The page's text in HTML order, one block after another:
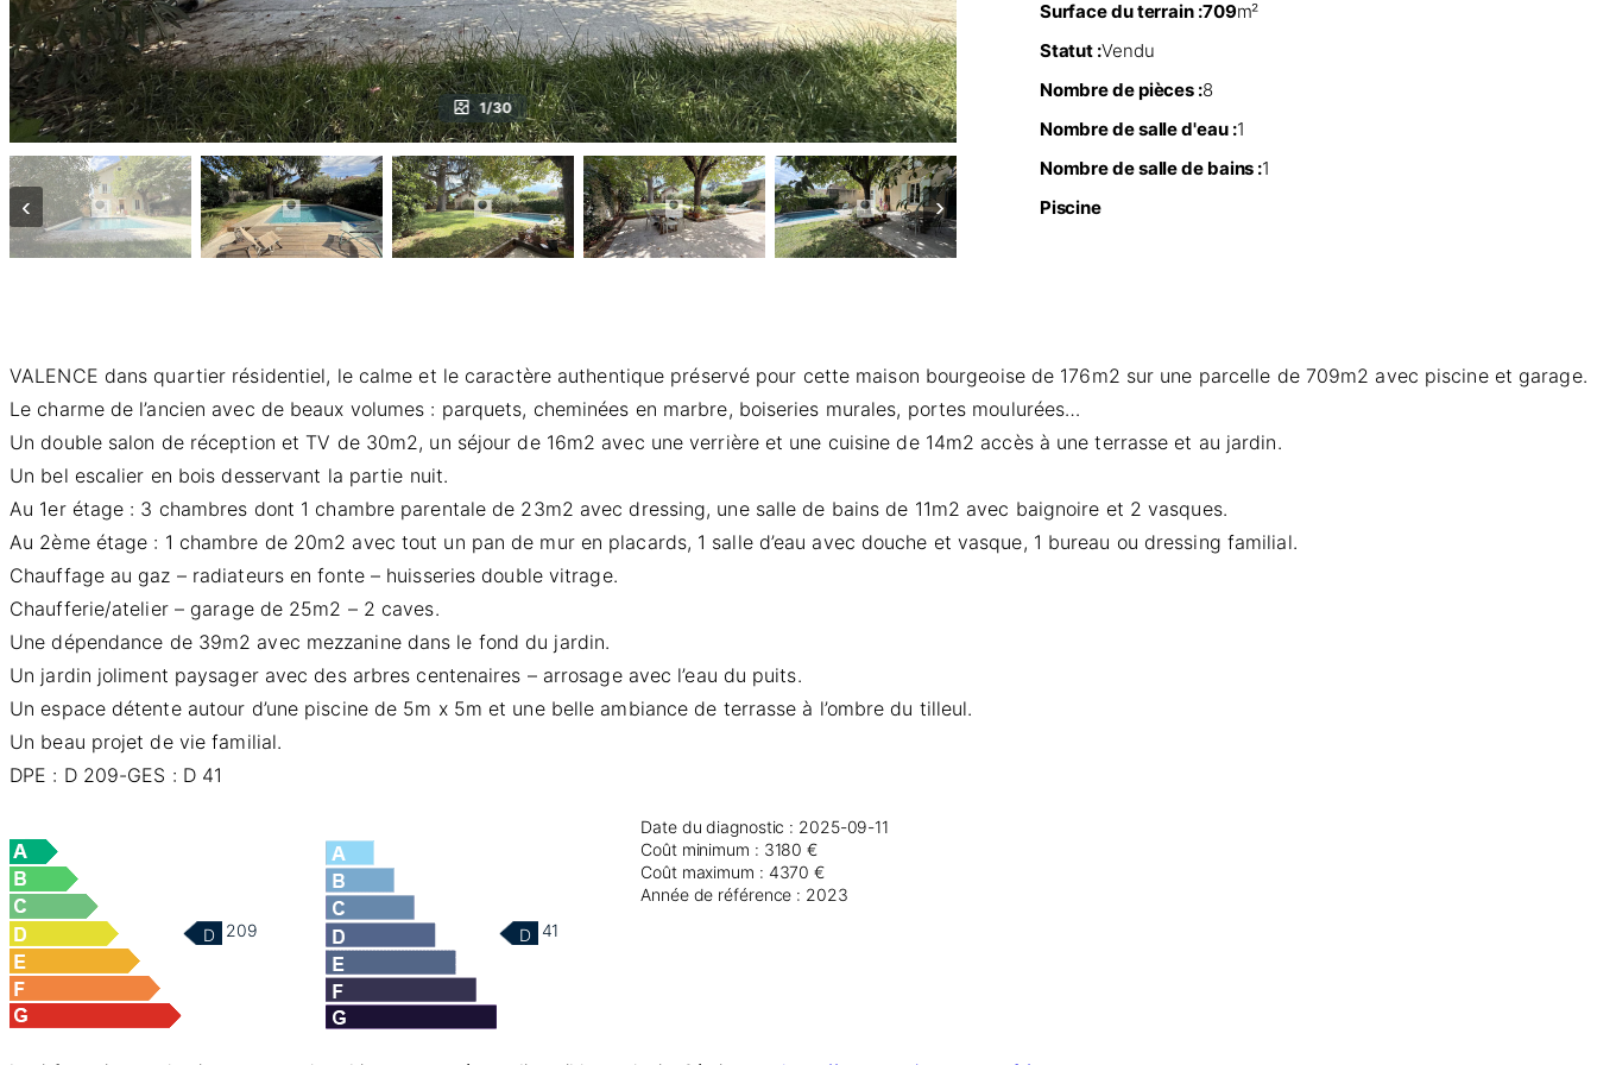
1/30
‹ ›
Surface du terrain :709m²
Statut :Vendu
Nombre de pièces :8
Nombre de salle d'eau :1
Nombre de salle de bains :1
Piscine
VALENCE dans quartier résidentiel, le calme et le caractère authentique préservé pour cette maison bourgeoise de 176m2 sur une parcelle de 709m2 avec piscine et garage.
Le charme de l’ancien avec de beaux volumes : parquets, cheminées en marbre, boiseries murales, portes moulurées…
Un double salon de réception et TV de 30m2, un séjour de 16m2 avec une verrière et une cuisine de 14m2 accès à une terrasse et au jardin.
Un bel escalier en bois desservant la partie nuit.
Au 1er étage : 3 chambres dont 1 chambre parentale de 23m2 avec dressing, une salle de bains de 11m2 avec baignoire et 2 vasques.
Au 2ème étage : 1 chambre de 20m2 avec tout un pan de mur en placards, 1 salle d’eau avec douche et vasque, 1 bureau ou dressing familial.
Chauffage au gaz – radiateurs en fonte – huisseries double vitrage.
Chaufferie/atelier – garage de 25m2 – 2 caves.
Une dépendance de 39m2 avec mezzanine dans le fond du jardin.
Un jardin joliment paysager avec des arbres centenaires – arrosage avec l’eau du puits.
Un espace détente autour d’une piscine de 5m x 5m et une belle ambiance de terrasse à l’ombre du tilleul.
Un beau projet de vie familial.
DPE : D 209-GES : D 41
D 209 D 41
Date du diagnostic : 2025-09-11
Coût minimum : 3180 €
Coût maximum : 4370 €
Année de référence : 2023